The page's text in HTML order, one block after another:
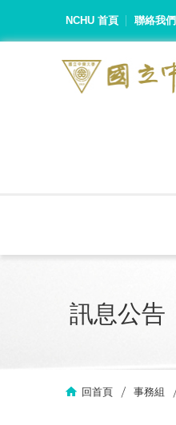
NCHU 首頁 聯絡我們
訊息公告
回首頁 事務組